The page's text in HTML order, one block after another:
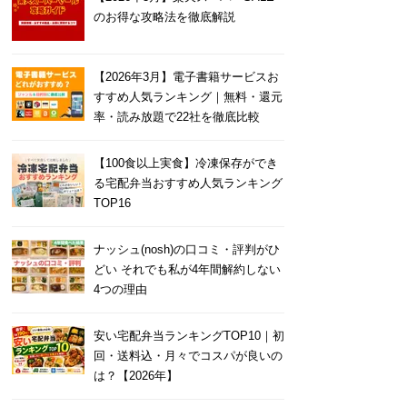
のお得な攻略法を徹底解説
【2026年3月】電子書籍サービスお
すすめ人気ランキング｜無料・還元
率・読み放題で22社を徹底比較
【100食以上実食】冷凍保存ができ
る宅配弁当おすすめ人気ランキング
TOP16
ナッシュ(nosh)の口コミ・評判がひ
どい それでも私が4年間解約しない
4つの理由
安い宅配弁当ランキングTOP10｜初
回・送料込・月々でコスパが良いの
は？【2026年】